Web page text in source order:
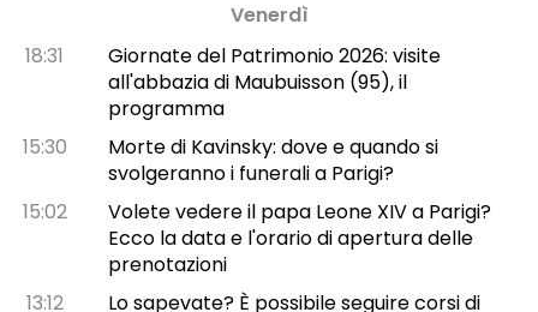
Venerdì
18:31
Giornate del Patrimonio 2026: visite
all'abbazia di Maubuisson (95), il
programma
15:30
Morte di Kavinsky: dove e quando si
svolgeranno i funerali a Parigi?
15:02
Volete vedere il papa Leone XIV a Parigi?
Ecco la data e l'orario di apertura delle
prenotazioni
13:12
Lo sapevate? È possibile seguire corsi di